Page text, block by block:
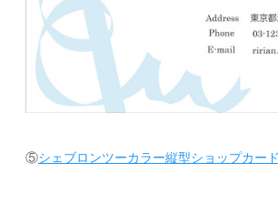
⑤シェブロンツーカラー縦型ショップカー